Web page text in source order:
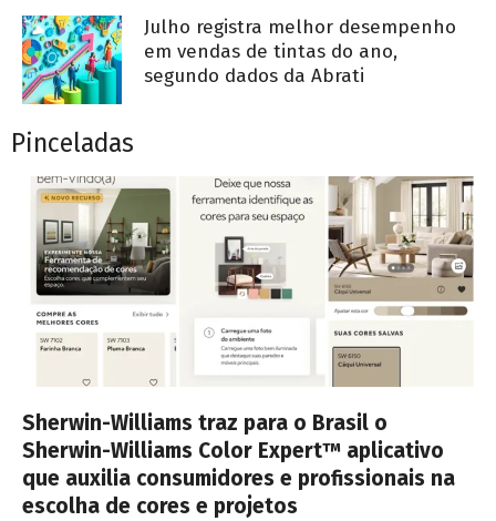
Julho registra melhor desempenho
em vendas de tintas do ano,
segundo dados da Abrati
Pinceladas
Sherwin-Williams traz para o Brasil o
Sherwin-Williams Color Expert™ aplicativo
que auxilia consumidores e profissionais na
escolha de cores e projetos